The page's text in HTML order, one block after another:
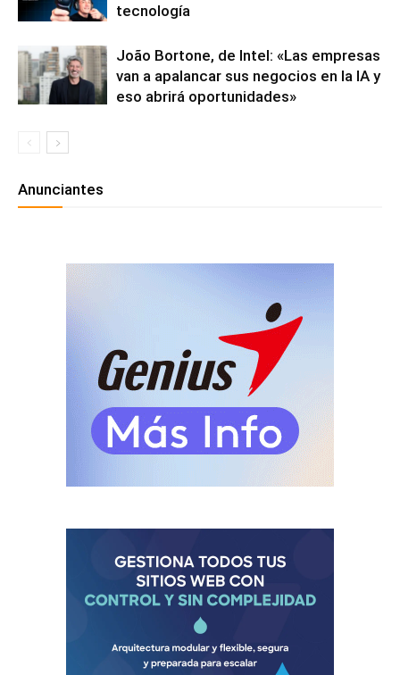
tecnología
João Bortone, de Intel: «Las empresas
van a apalancar sus negocios en la IA y
eso abrirá oportunidades»
Anunciantes